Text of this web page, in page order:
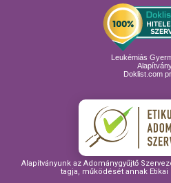
Leukémiás
Doklist.com
Alapítványunk az Adománygyűjtő
tagja, működését annak